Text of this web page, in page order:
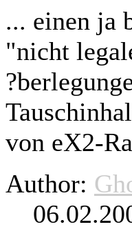
... einen ja
"nicht
von eX2-
Author: